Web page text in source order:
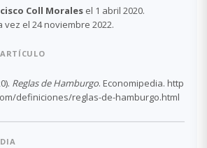
Coll Moralesel 1 abril 2020.
el 24 noviembre 2022.
Reglas de Hamburgo. Economipedia. http
definiciones/reglas-de-hamburgo.html